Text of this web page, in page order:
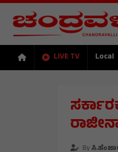
LIVE TV Local
By